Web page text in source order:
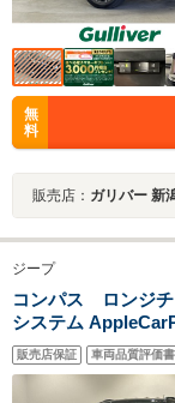
無
料
販売店： ガリバー 新
ジープ
コンパス ロンジ
システム
デジ Bluetooth ア
バックアップカメ
ParkSense
販売店保証 車両品質評価